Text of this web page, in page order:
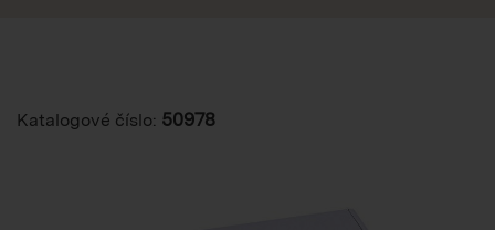
Katalogové číslo: 50978